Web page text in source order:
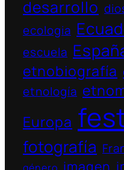
desarrollo
ecologia
escuela
etnobiografía
etnología
Europa
fotografía
imagen